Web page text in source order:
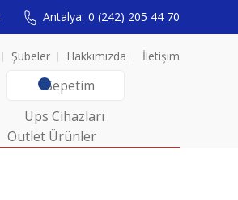
Antalya: 0 (242) 205 44 70
Şubeler Hakkımızda İletişim
Sepetim
Ups Cihazları
Outlet Ürünler